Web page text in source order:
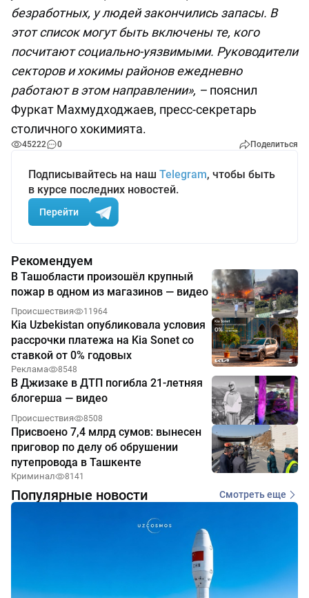
безработных, у людей закончились запасы. В
этот список могут быть включены те, кого
посчитают социально-уязвимыми. Руководители
секторов и хокимы районов ежедневно
работают в этом направлении», – пояснил
Фуркат Махмудходжаев, пресс-секретарь
столичного хокимията.
45222 0 Поделиться
Подписывайтесь на наш Telegram, чтобы быть
в курсе последних новостей.
Перейти
Рекомендуем
В Ташобласти произошёл крупный
пожар в одном из магазинов — видео
Происшествия 11964
Kia Uzbekistan опубликовала условия
рассрочки платежа на Kia Sonet со
ставкой от 0% годовых
Реклама 8548
В Джизаке в ДТП погибла 21-летняя
блогерша — видео
Происшествия 8508
Присвоено 7,4 млрд сумов: вынесен
приговор по делу об обрушении
путепровода в Ташкенте
Криминал 8141
Популярные новости Смотреть еще